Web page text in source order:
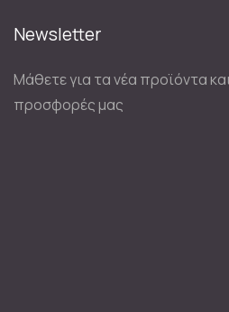
Newsletter
Μάθετε για τα νέα προϊόντα
προσφορές μας